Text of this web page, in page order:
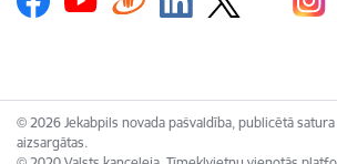
© 2026 Jekabpils novada pašvaldība, publicētā
aizsargātas.